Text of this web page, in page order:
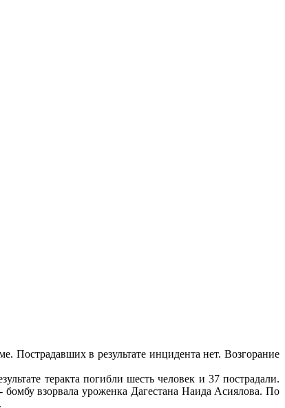
Пострадавших в результате инцидента нет. Возгорание
теракта погибли шесть человек и 37 пострадали.
взорвала уроженка Дагестана Наида Асиялова. По